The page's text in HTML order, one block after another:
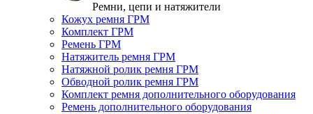
Ремни, цепи и натяжители
Кожух ремня ГРМ
Комплект ГРМ
Ремень ГРМ
Натяжитель ремня ГРМ
Натяжной ролик ремня ГРМ
Обводной ролик ремня ГРМ
Комплект ремня дополнительного оборудования
Ремень дополнительного оборудования